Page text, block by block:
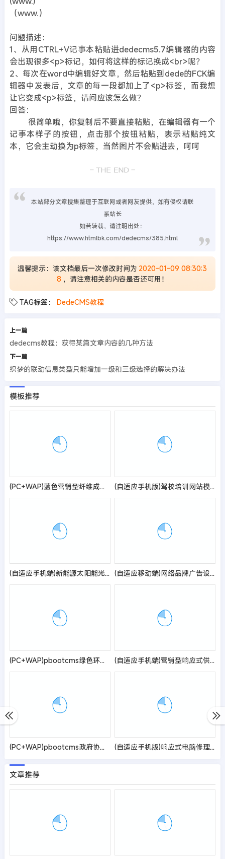
（www.）
问题描述：
1、从用CTRL+V记事本粘贴进dedecms5.7编辑器的内容
会出现很多<p>标记，如何将这样的标记换成<br>呢？
2、每次在word中编辑好文章，然后粘贴到dede的FCK编
辑器中发表后，文章的每一段都加上了<p>标签，而我想
让它变成<p>标签，请问应该怎么做？
回答：
很简单哦，你复制后不要直接粘贴，在编辑器有一个
记事本样子的按钮，点击那个按钮粘贴，表示粘贴纯文
本，它会主动换为p标签，当然图片不会贴进去，呵呵
本站部分文章搜集整理于互联网或者网友提供，如有侵权请联
系站长
如若转载，请注明出处：
https://www.htmlbk.com/dedecms/385.html
温馨提示：该文档最后一次修改时间为 2020-01-09 08:30:3
8 ，请注意相关的内容是否还可用！
TAG标签： DedeCMS教程
上一篇
dedecms教程：获得某篇文章内容的几种方法
下一篇
织梦的联动信息类型只能增加一级和三级选择的解决办法
模板推荐
(PC+WAP)蓝色营销型纤维成型行业设备pbootcms网站模板 纸浆模塑碳纤维机器网站源码 (自适应手机版)驾校培训网站模板 驾校网站源码
(自适应手机端)新能源太阳能光伏类网站模板 (自适应移动端)网络品牌广告设计类网站pbootcms模板 品牌设计公司网站模板
(PC+WAP)pbootcms绿色环保通用企业网站模板 建筑通用行业网站源码 (自适应手机端)营销型响应式供水环保设备制造类pbootcms企业网站模板 不锈钢水箱水处理网站源码
(PC+WAP)pbootcms政府协会类网站模板 红色风格政府网站源码 (自适应手机版)响应式电脑修理公司pbootcms网站模板-蓝色HTML5电脑修理维修店网站源码
文章推荐